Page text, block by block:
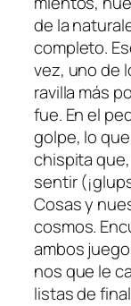
de la
com­ple­to.
vez, uno de
ra­vi­lla más
fue. En el
gol­pe, lo
chis­pi­ta
sen­tir
Cosas y
cos­mos.
am­bos
nos que le
lis­tas de